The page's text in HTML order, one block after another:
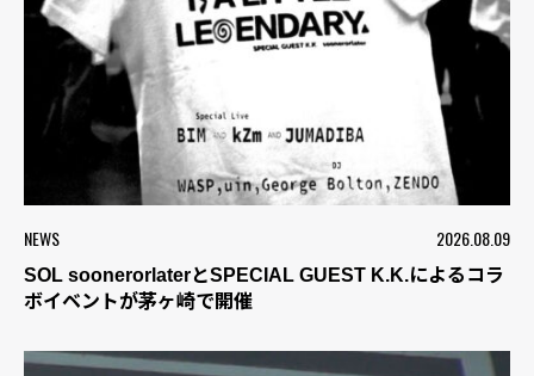
NEWS 2026.08.09
SOL soonerorlaterとSPECIAL GUEST K.K.によるコラ
ボイベントが茅ヶ崎で開催